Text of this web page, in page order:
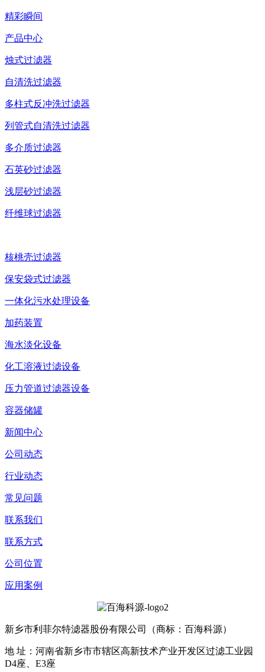
精彩瞬间
产品中心
烛式过滤器
自清洗过滤器
多柱式反冲洗过滤器
列管式自清洗过滤器
多介质过滤器
石英砂过滤器
浅层砂过滤器
纤维球过滤器
核桃壳过滤器
保安袋式过滤器
一体化污水处理设备
加药装置
海水淡化设备
化工溶液过滤设备
压力管道过滤器设备
容器储罐
新闻中心
公司动态
行业动态
常见问题
联系我们
联系方式
公司位置
应用案例
新乡市利菲尔特滤器股份有限公司（商标：百海科源）
地 址：河南省新乡市市辖区高新技术产业开发区过滤工业园
D4座、E3座